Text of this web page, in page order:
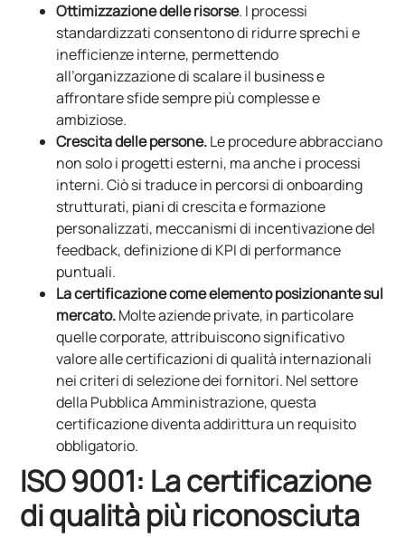
Ottimizzazione delle risorse. I processi
standardizzati consentono di ridurre sprechi e
inefficienze interne, permettendo
all’organizzazione di scalare il business e
affrontare sfide sempre più complesse e
ambiziose.
Crescita delle persone.Le procedure abbracciano
non solo i progetti esterni, ma anche i processi
interni. Ciò si traduce in percorsi di onboarding
strutturati, piani di crescita e formazione
personalizzati, meccanismi di incentivazione del
feedback, definizione di KPI di performance
puntuali.
La certificazione come elemento posizionante sul
mercato.Molte aziende private, in particolare
quelle corporate, attribuiscono significativo
valore alle certificazioni di qualità internazionali
nei criteri di selezione dei fornitori. Nel settore
della Pubblica Amministrazione, questa
certificazione diventa addirittura un requisito
obbligatorio.
ISO 9001: La certificazione
di qualità più riconosciuta